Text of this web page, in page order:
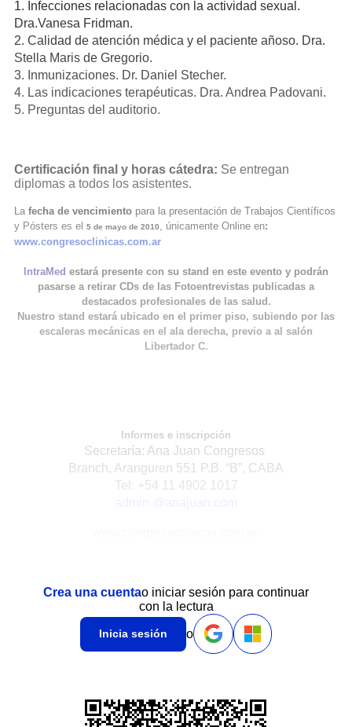
1. Infecciones relacionadas con la actividad sexual.
Dra.Vanesa Fridman.
2. Calidad de atención médica y el paciente añoso. Dra.
Stella Maris de Gregorio.
3. Inmunizaciones. Dr. Daniel Stecher.
4. Las indicaciones terapéuticas. Dra. Andrea Padovani.
5. Preguntas del auditorio.
Certificación final y horas cátedra: Se entregan
diplomas a todos los asistentes.
La fecha de vencimiento para la presentación de Trabajos Científicos
y Pósters es el
5 de mayo de 2010, únicamente Online en:
www.congresoclinicas.com.ar
IntraMed estará presente con su stand en este evento y podrán
pasarse a retirar CDs de las Fotoentrevistas publicadas a
destacados profesionales de las salud.
Nuestro stand estará ubicado en el primer piso, subiendo por las
escaleras mecánicas en el ala derecha, previo a al salón
Libertador C.
Informes e inscripción
Secretaría: Ana Juan Congresos
Branch, Aranguren 551 P.B. “B”, CABA
Tel: +54 11 4902 1017
Crea una cuentao iniciar sesión para continuar
con la lectura
Inicia sesión o